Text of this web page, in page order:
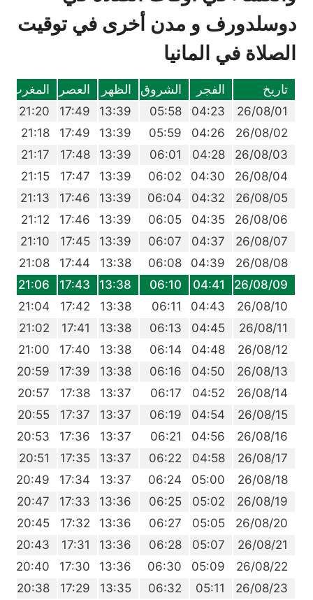
دوسلدورف و مدن أخرى في توقيت
الصلاة في المانيا
تاريخ الفجر الشروق الظهر العصر المغرب
26/08/01
04:23
05:58
13:39
17:49
21:20
26/08/02
04:26
05:59
13:39
17:49
21:18
26/08/03
04:28
06:01
13:39
17:48
21:17
26/08/04
04:30
06:02
13:39
17:47
21:15
26/08/05
04:32
06:04
13:39
17:46
21:13
26/08/06
04:35
06:05
13:39
17:46
21:12
26/08/07
04:37
06:07
13:39
17:45
21:10
26/08/08
04:39
06:08
13:38
17:44
21:08
26/08/09
04:41
06:10
13:38
17:43
21:06
26/08/10
04:43
06:11
13:38
17:42
21:04
26/08/11
04:45
06:13
13:38
17:41
21:02
26/08/12
04:48
06:14
13:38
17:40
21:00
26/08/13
04:50
06:16
13:38
17:39
20:59
26/08/14
04:52
06:17
13:37
17:38
20:57
26/08/15
04:54
06:19
13:37
17:37
20:55
26/08/16
04:56
06:21
13:37
17:36
20:53
26/08/17
04:58
06:22
13:37
17:35
20:51
26/08/18
05:00
06:24
13:37
17:34
20:49
26/08/19
05:02
06:25
13:36
17:33
20:47
26/08/20
05:05
06:27
13:36
17:32
20:45
26/08/21
05:07
06:28
13:36
17:31
20:43
26/08/22
05:09
06:30
13:36
17:30
20:40
26/08/23
05:11
06:32
13:35
17:29
20:38